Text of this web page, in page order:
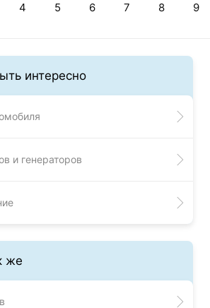
4 5 6 7 8 9
интересно
и генераторов
же